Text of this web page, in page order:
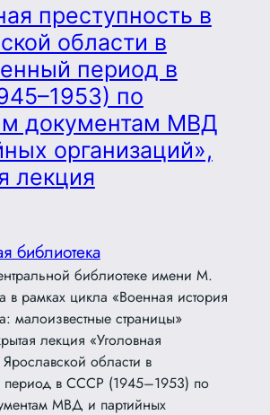
преступность в
области в
период в
по
документам МВД
организаций»,
лекция
библиотека
библиотеке имени М.
рамках цикла «Военная история
малоизвестные страницы»
лекция «Уголовная
Ярославской области в
период в СССР (1945–1953) по
МВД и партийных